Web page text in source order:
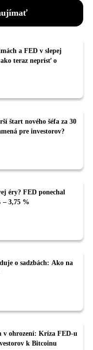
a FED v slepej
teraz neprísť o
štart nového šéfa za 30
pre investorov?
éry? FED ponechal
– 3,75 %
o sadzbách: Ako na
v ohrození: Kríza FED-u
k Bitcoinu